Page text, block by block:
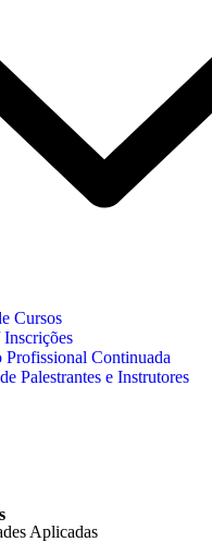
Cursos
Inscrições
Profissional Continuada
Palestrantes e Instrutores
Aplicadas